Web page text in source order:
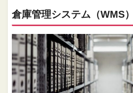
倉庫管理システム（WMS